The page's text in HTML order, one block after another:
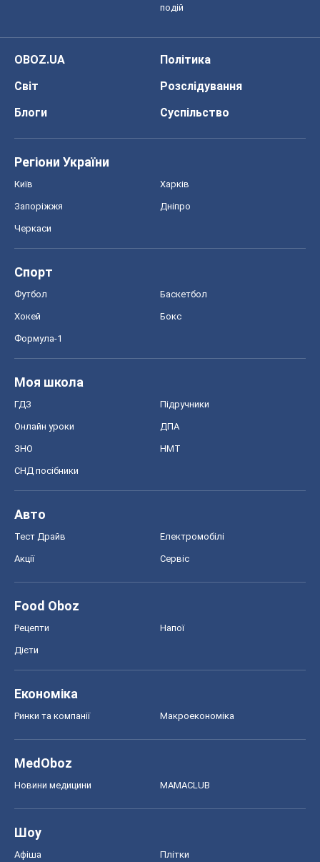
подій
OBOZ.UA
Політика
Світ
Розслідування
Блоги
Суспільство
Регіони України
Київ Харків
Запоріжжя Дніпро
Черкаси
Спорт
Футбол Баскетбол
Хокей Бокс
Формула-1
Моя школа
ГДЗ Підручники
Онлайн уроки ДПА
ЗНО НМТ
СНД посібники
Авто
Тест Драйв Електромобілі
Акції Сервіс
Food Oboz
Рецепти Напої
Дієти
Економіка
Ринки та компанії Макроекономіка
MedOboz
Новини медицини MAMACLUB
Шоу
Афіша Плітки